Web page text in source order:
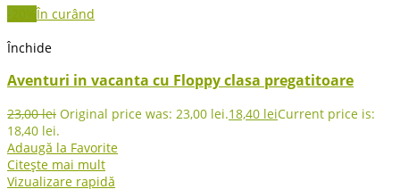
-20% În curând
Închide
Aventuri in vacanta cu Floppy clasa pregatitoare
23,00lei Original price was: 23,00 lei.18,40 leiCurrent price is:
18,40 lei.
Adaugă la Favorite
Citește mai mult
Vizualizare rapidă